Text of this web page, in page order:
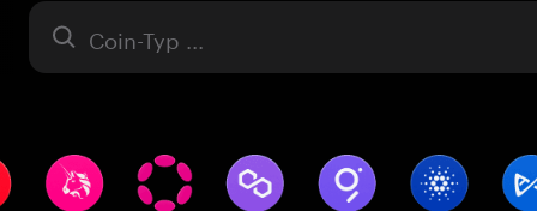
Asset